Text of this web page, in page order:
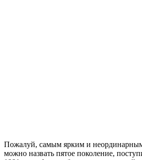
Пожалуй, самым ярким и
можно назвать пятое поколение,